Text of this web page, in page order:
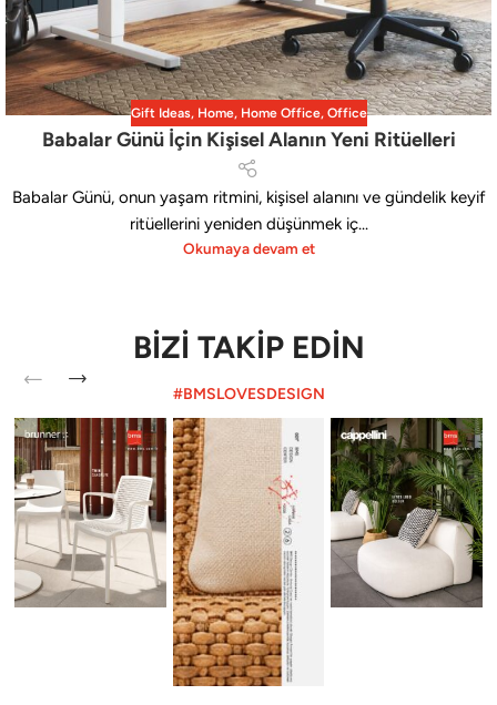
Gift Ideas, Home, Home Office, Office
Babalar Günü İçin Kişisel Alanın Yeni Ritüelleri
Babalar Günü, onun yaşam ritmini, kişisel alanını ve gündelik keyif
ritüellerini yeniden düşünmek iç...
Okumaya devam et
BİZİ TAKİP EDİN
#BMSLOVESDESIGN